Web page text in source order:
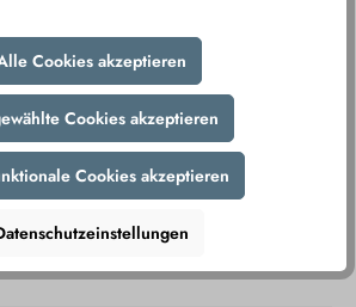
bestellen
sicheren Zahlungsmethoden und
Datenübertragung gewährleisten wir
sorgenfreies Einkaufserlebnis.
Cookies akzeptieren
Cookies akzeptieren
Cookies akzeptieren